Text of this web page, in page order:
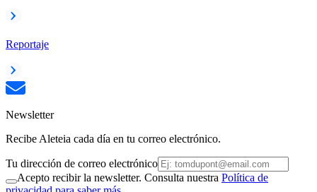
Reportaje
Newsletter
Recibe Aleteia cada día en tu correo electrónico.
Tu dirección de correo electrónico
Acepto recibir la newsletter. Consulta nuestra Política de